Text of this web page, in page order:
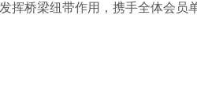
挥桥梁纽带作用，携手全体会